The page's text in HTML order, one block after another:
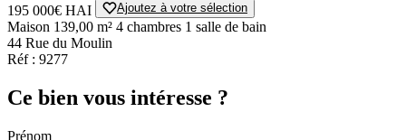
195 000€ HAI Ajoutez à votre sélection
Maison 139,00 m² 4 chambres 1 salle de bain
44 Rue du Moulin
Réf : 9277
Ce bien vous intéresse ?
Prénom